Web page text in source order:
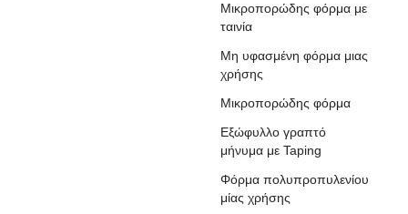
Μικροπορώδης φόρμα με
ταινία
Μη υφασμένη φόρμα μιας
χρήσης
Μικροπορώδης φόρμα
Εξώφυλλο γραπτό
μήνυμα με Taping
Φόρμα πολυπροπυλενίου
μίας χρήσης